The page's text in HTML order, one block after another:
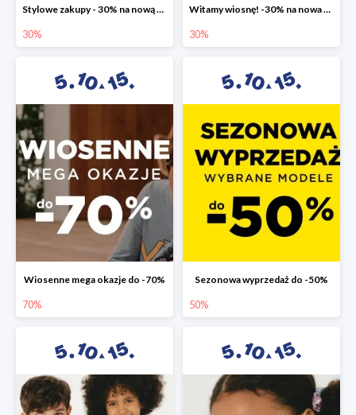
Stylowe zakupy - 30% na nową kolekcję
30%
Witamy wiosnę! -30% na nowa kolekcję
30%
Wiosenne mega okazje do -70%
70%
Sezonowa wyprzedaż do -50%
50%